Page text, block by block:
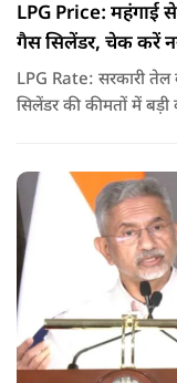
LPG Price: महंगाई
गैस सिलेंडर, चेक करें
LPG Rate: सरकारी तेल
सिलेंडर की कीमतों में